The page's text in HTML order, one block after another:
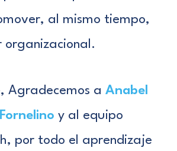
al mismo tiempo,
organizacional.
Agradecemos a Anabel
y al equipo
, por todo el aprendizaje